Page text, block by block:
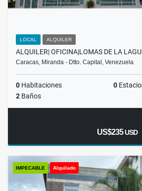
LOCAL ALQUILER
ALQUILER| OFICINA|LOMAS DE LA
Caracas, Miranda - Dtto. Capital, Venezuela
0 Habitaciones 0
2 Baños
US$235USD
IMPECABLE Alquilado